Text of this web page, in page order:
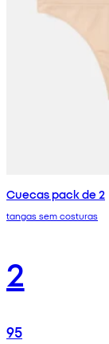
Cuecas pack de 2
tangas sem costuras
2
95